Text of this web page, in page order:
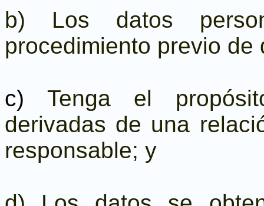
b) Los datos
procedimiento previo de
c) Tenga el
derivadas de una
responsable; y